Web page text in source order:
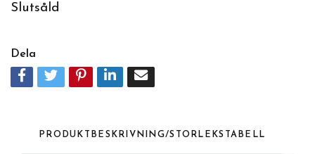
Slutsåld
Dela
PRODUKTBESKRIVNING/STORLEKSTABELL